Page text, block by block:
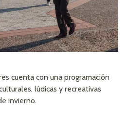
cuenta con una programación
lúdicas y recreativas
invierno.